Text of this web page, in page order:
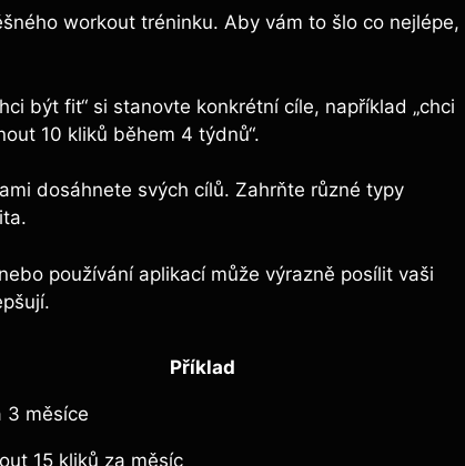
workout tréninku. Aby vám to šlo co nejlépe,
být fit“ si stanovte konkrétní cíle, například „chci
10 kliků během 4 týdnů“.
dosáhnete svých cílů. Zahrňte různé typy
používání aplikací může výrazně posílit vaši
Příklad
3 měsíce
15 kliků za měsíc